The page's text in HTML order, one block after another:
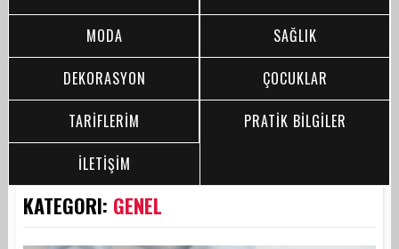
MODA
SAĞLIK
DEKORASYON
ÇOCUKLAR
TARİFLERİM
PRATİK BİLGİLER
İLETİŞİM
KATEGORI: GENEL